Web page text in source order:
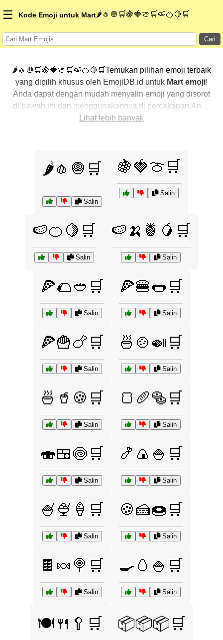
☰ Kode Emoji untuk Mart🌶️🧄🧅🛒🍇🍓🍈🛒🍉🍊🍋🛒
Cari
🌶️🧄🧅🛒🍇🍓🍈🛒🍉🍊🍋🛒Temukan pilihan emoji terbaik
yang dipilih khusus oleh EmojiDB.id untuk Mart emoji!
Anda dapat dengan mudah menyalin emoji yang disorot
di bawah ini dan menggunakannya di percakapan Anda
untuk menambahkan sentuhan pribadi. Kami telah
baru dalam mengekspresikanMart dengan emoji
Lihat lebih banyak
🌶️🧄🧅🛒
Salin
🍇🍓🍈🛒
Salin
🍉🍊🍋🛒
Salin
🍉🍌🍍🥭🛒
Salin
🍕🌮🥙🛒
Salin
🍕🍔🌭🛒
Salin
🍕🍟🍗🛒
Salin
🍜🍲🍛🛒
Salin
🍜🥤🍪🛒
Salin
🍞🥖🥯🛒
Salin
🍣🍱🍥🛒
Salin
🍤🍙🍚🛒
Salin
🍧🍨🍦🛒
Salin
🍪🍰🍩🛒
Salin
🍫🍬🍭🛒
Salin
🍳🥚🍚🛒
Salin
🍽️🍴🥄🛒 📦📦📦🛒